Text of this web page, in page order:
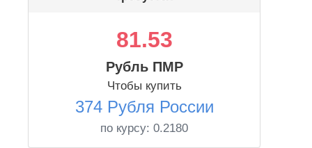
81.53
Рубль ПМР
Чтобы купить
374 Рубля России
по курсу: 0.2180